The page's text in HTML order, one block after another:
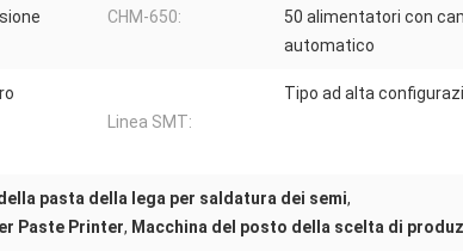
CHM-650:
50 alimentatori con
automatico
Linea SMT:
Tipo ad alta
pasta della lega per saldatura dei semi,
Paste Printer, Macchina del posto della scelta di